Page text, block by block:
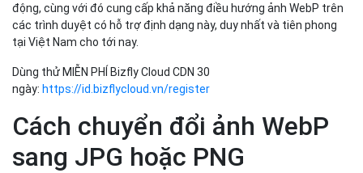
động, cùng với đó cung cấp khả năng điều hướng ảnh WebP trên
các trình duyệt có hỗ trợ định dạng này, duy nhất và tiên phong
tại Việt Nam cho tới nay.
Dùng thử MIỄN PHÍ Bizfly Cloud CDN 30
ngày: https://id.bizflycloud.vn/register
Cách chuyển đổi ảnh WebP
sang JPG hoặc PNG